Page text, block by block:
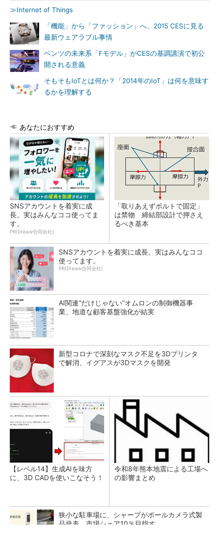
≫Internet of Things
「機能」から「ファッション」へ、2015 CESに見る
最新ウェアラブル事情
ベンツの未来系「Fモデル」がCESの基調講演で初公
開される意義
そもそもIoTとは何か？「2014年のIoT」は何を意味す
るかを理解する
あなたにおすすめ
SNSアカウントを着実に成
長。実はみんなココ使ってま
す。
PR(Dreaw合同会社)
「取りあえずボルトで固定」
は禁物 締結部設計で押さえ
るべき基本
SNSアカウントを着実に成長。実はみんなココ
使ってます。
PR(Dreaw合同会社)
AI関連“だけじゃない”オムロンの制御機器事
業、地道な顧客基盤強化が結実
新型コロナで深刻なマスク不足を3Dプリンタ
で解消、イグアスが3Dマスクを開発
【レベル14】生成AIを味方
に、3D CADを使いこなそう！
令和8年熊本地震による工場へ
の影響まとめ
狭小な駐車場に、シャープがポールカメラ式製
品発表 市場シェア10％目指す